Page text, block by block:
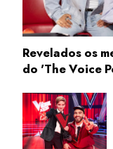
Revelados os
do 'The Voice